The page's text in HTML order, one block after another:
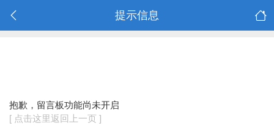
提示信息
抱歉，留言板功能尚未开启
[ 点击这里返回上一页 ]